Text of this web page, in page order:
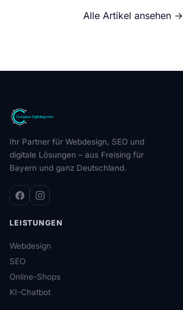
Alle Artikel ansehen →
Ihr Partner für Webdesign, SEO und
digitale Lösungen – aus Freising für
Bayern und ganz Deutschland.
LEISTUNGEN
Webdesign
SEO
Online-Shops
KI-Chatbot